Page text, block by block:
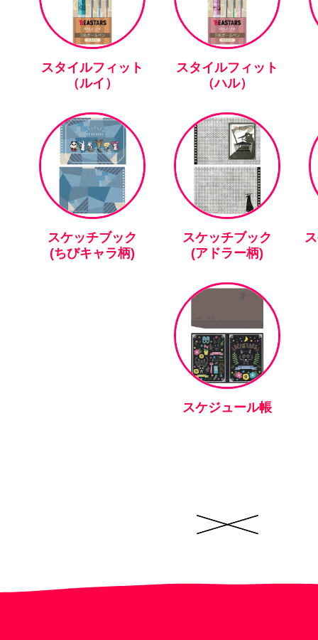
スタイルフィット
（ルイ）
スタイルフィット
（ハル）
スケッチブック
(ちびキャラ柄)
スケッチブック
(アドラー柄)
スケジュール帳